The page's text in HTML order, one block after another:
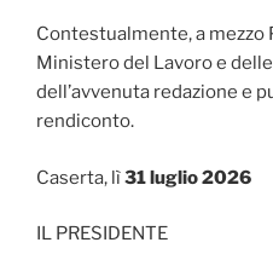
Contestualmente, a mezzo
Ministero del Lavoro e
dell’avvenuta redazione e
rendiconto.
Caserta, lì31 luglio 2026
IL PRESIDENTE